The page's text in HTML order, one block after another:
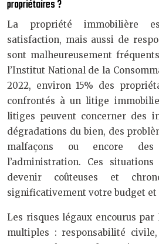
propriétaires ?
La propriété immobilière
satisfaction, mais aussi de
sont malheureusement
l’Institut National de la
2022, environ 15% des
confrontés à un litige
litiges peuvent concerner des
dégradations du bien, des
malfaçons ou encore des
l’administration. Ces
devenir coûteuses et
significativement votre budget et
Les risques légaux encourus
multiples : responsabilité